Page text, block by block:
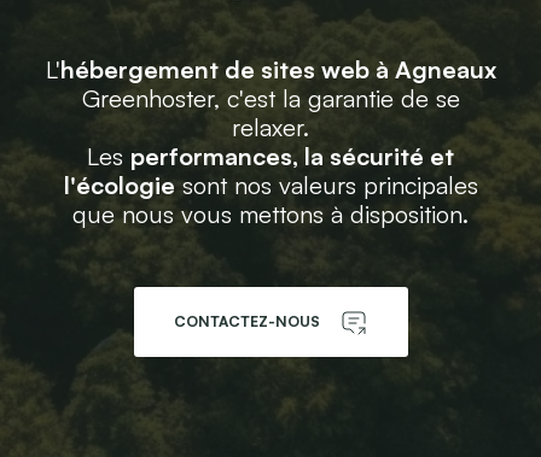
L'hébergement de sites web à Agneaux
Greenhoster, c'est la garantie de se
relaxer.
Les performances, la sécurité et
l'écologie sont nos valeurs principales
que nous vous mettons à disposition.
CONTACTEZ-NOUS